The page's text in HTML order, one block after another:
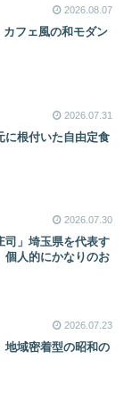
2026.08.07
フェ風の和モダン
2026.07.31
に根付いた自由定食
2026.07.30
司」埼玉県を代表す
個人的にかなりのお
2026.07.23
地域密着型の昭和の